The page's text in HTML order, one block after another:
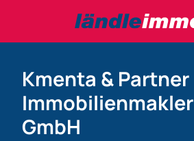
Kmenta & Partner
Immobilienmakler
GmbH